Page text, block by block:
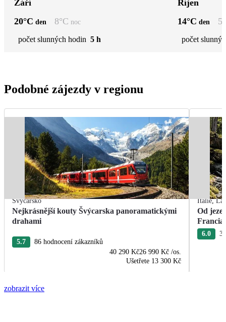
Září
20°C den 8°C noc
počet slunných hodin 5 h
Říjen
14°C den 5
počet
Podobné zájezdy v regionu
Švýcarsko
Nejkrásnější kouty Švýcarska panoramatickými
drahami
5.7
86 hodnocení zákazníků
40 290 Kč26 990 Kč /os.
Ušetřete 13 300 Kč
Itálie,
Od
6.0 3
zobrazit více